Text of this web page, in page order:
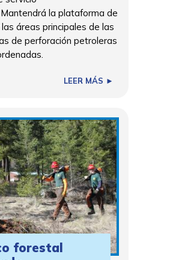
la plataforma de
áreas principales de las
de perforación petroleras
LEER MÁS ►
forestal